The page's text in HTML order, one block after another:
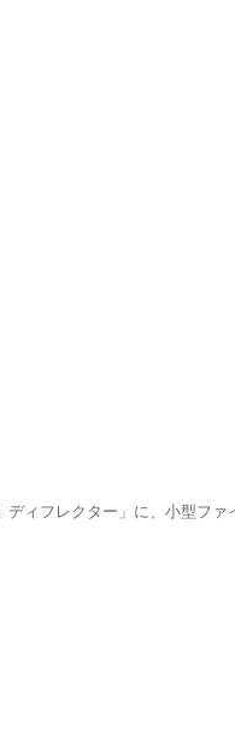
ィフレクター」に、小型フ